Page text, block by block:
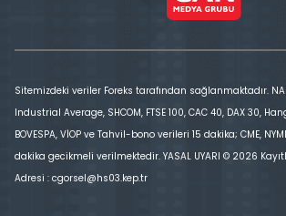
Sitemizdeki veriler Foreks tarafından sağlanmaktadır.
Industrial Average, SHCOM, FTSE 100, CAC 40, DAX 30,
BOVESPA, VİOP ve Tahvil-bono verileri 15 dakika; CME,
dakika gecikmeli verilmektedir. YASAL UYARI © 2026
Adresi : cgorsel@hs03.kep.tr